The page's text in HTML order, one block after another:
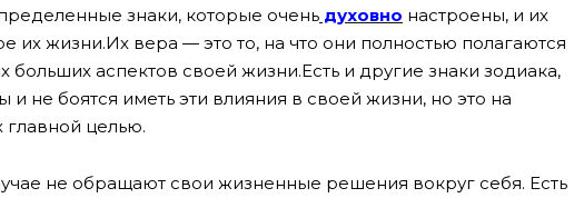
знаки, которые очень духовно настроены, и их
их жизни.Их вера — это то, на что они полностью полагаются
аспектов своей жизни.Есть и другие знаки зодиака,
не боятся иметь эти влияния в своей жизни, но это на
главной целью.
не обращают свои жизненные решения вокруг себя. Есть